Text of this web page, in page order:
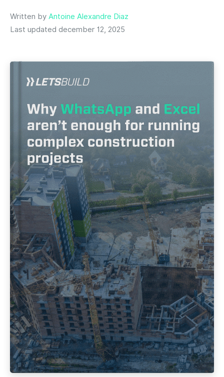
Written byAntoine Alexandre Diaz
Last updated december 12, 2025